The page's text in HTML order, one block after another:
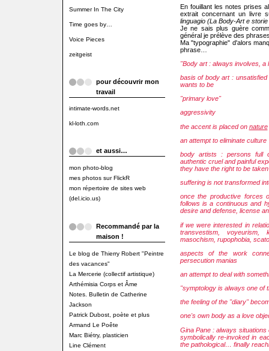
Summer In The City
Time goes by…
Voice Pieces
zeitgeist
pour découvrir mon
travail
intimate-words.net
kl-loth.com
et aussi…
mon photo-blog
mes photos sur FlickR
mon répertoire de sites web
(del.icio.us)
Recommandé par la
maison !
Le blog de Thierry Robert "Peintre
des vacances"
La Mercerie (collectif artistique)
Arthémisia Corps et Âme
Notes. Bulletin de Catherine
Jackson
Patrick Dubost, poète et plus
Armand Le Poête
Marc Biétry, plasticien
Line Clément
En fouillant les notes prises
extrait concernant un livre
linguagio (La Body-Art e storie
Je ne sais plus guère
général je prélève des
Ma "typographie" d'alors
phrase…
"Body art : always involves, a
basis of body art :
wants to be
"primary love"
aggressivity
the accent is placed on nature
an attempt to eliminate culture
body artists : persons full
authentic cruel and painful
they have the right to be
suffering is not transformed
once the productive forces
follows is a continuous and
desire and defense, license
if we were interested in
transvestism, voyeurism,
masochism, rupophobia,
aspects of the work
persecution manias
an attempt to deal with
"symptology is always one of
the feeling of the "diary"
one's own body as a love
Gina Pane : always
symbolically re-invoked in
the pathological… finally